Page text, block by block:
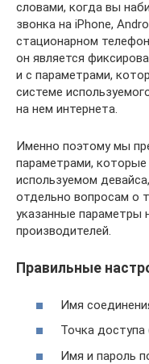
словами, когда вы
звонка на iPhone,
стационарном
он является
и с параметрами,
системе
на нем интернета.
Именно поэтому мы
параметрами,
используемом
отдельно вопросам о
указанные параметры
производителей.
Правильные
Имя
Точка доступа
Имя и пароль